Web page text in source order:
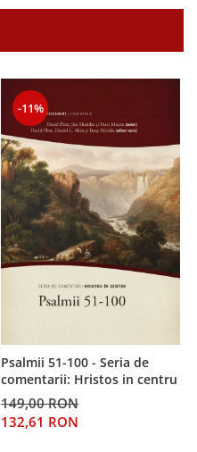
-11%
Psalmii 51-100 - Seria de
comentarii: Hristos in centru
149,00 RON
132,61 RON